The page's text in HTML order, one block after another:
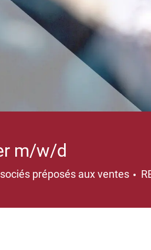
m/w/d
préposés aux ventes